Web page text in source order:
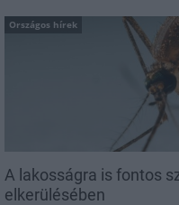
Országos hírek
A lakosságra is fontos
elkerülésében